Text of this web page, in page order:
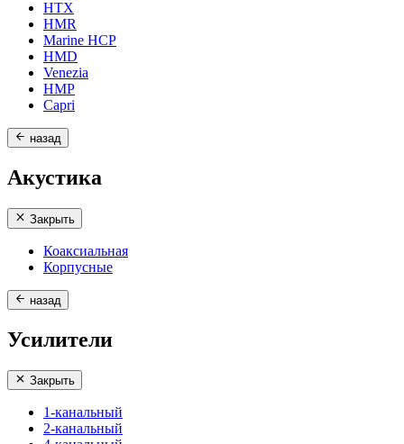
HTX
HMR
Marine HCP
HMD
Venezia
HMP
Capri
назад
Акустика
Закрыть
Коаксиальная
Корпусные
назад
Усилители
Закрыть
1-канальный
2-канальный